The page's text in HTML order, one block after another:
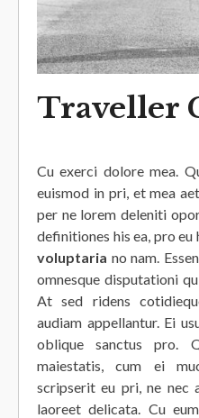
Traveller
Cu exerci dolore mea.
euismod in pri, et mea
per ne lorem deleniti
definitiones his ea, pro eu
voluptaria no nam.
omnesque disputationi
At sed ridens
audiam appellantur. Ei
oblique sanctus pro.
maiestatis, cum ei
scripserit eu pri, ne nec
laoreet delicata. Cu